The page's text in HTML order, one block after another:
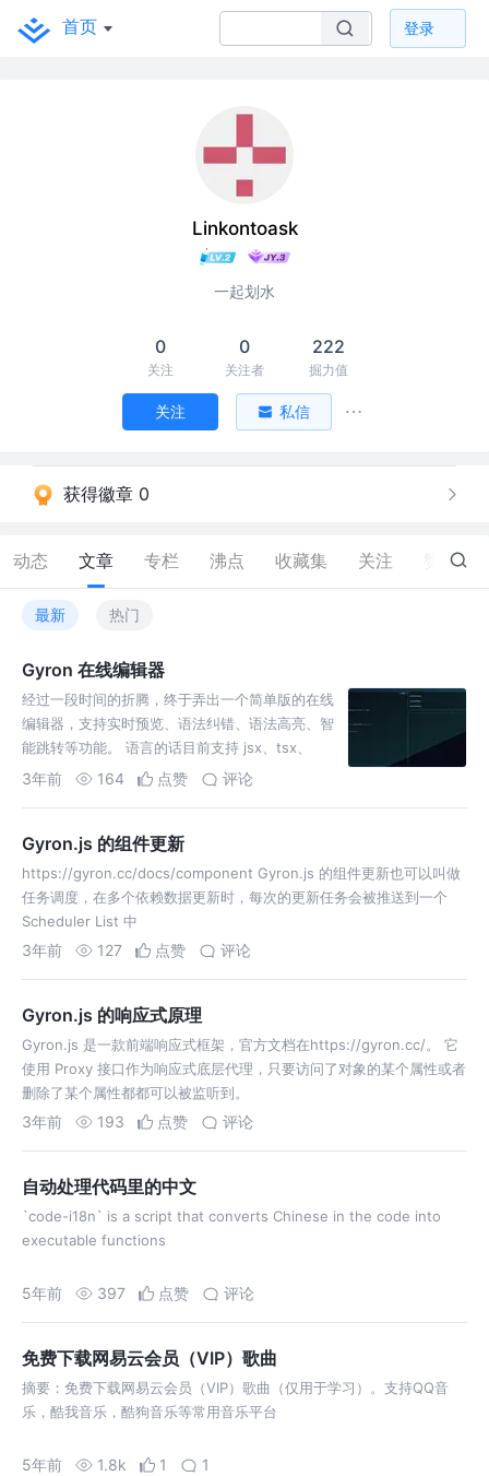
首页 登录
Linkontoask
一起划水
0
关注
0
关注者
222
掘力值
关注 私信
获得徽章 0
动态 文章 专栏 沸点 收藏集 关注 0
最新 热门
Gyron 在线编辑器
经过一段时间的折腾，终于弄出一个简单版的在线
编辑器，支持实时预览、语法纠错、语法高亮、智
能跳转等功能。 语言的话目前支持 jsx、tsx、
less，并且还支持加载在线资源，比如import { h }
3年前 164 点赞 评论
Gyron.js 的组件更新
https://gyron.cc/docs/component Gyron.js 的组件更新也可以叫做
任务调度，在多个依赖数据更新时，每次的更新任务会被推送到一个
Scheduler List 中
3年前 127 点赞 评论
Gyron.js 的响应式原理
Gyron.js 是一款前端响应式框架，官方文档在https://gyron.cc/。 它
使用 Proxy 接口作为响应式底层代理，只要访问了对象的某个属性或者
删除了某个属性都都可以被监听到。
3年前 193 点赞 评论
自动处理代码里的中文
`code-i18n` is a script that converts Chinese in the code into
executable functions
5年前 397 点赞 评论
免费下载网易云会员（VIP）歌曲
摘要：免费下载网易云会员（VIP）歌曲（仅用于学习）。支持QQ音
乐，酷我音乐，酷狗音乐等常用音乐平台
5年前 1.8k 1 1